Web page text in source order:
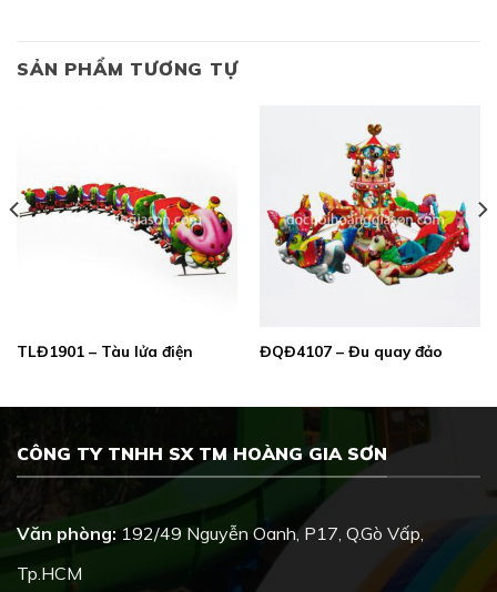
SẢN PHẨM TƯƠNG TỰ
TLĐ1901 – Tàu lửa điện ĐQĐ4107 – Đu quay đảo
CÔNG TY TNHH SX TM HOÀNG GIA SƠN
Văn phòng: 192/49 Nguyễn Oanh, P17, Q.Gò Vấp,
Tp.HCM